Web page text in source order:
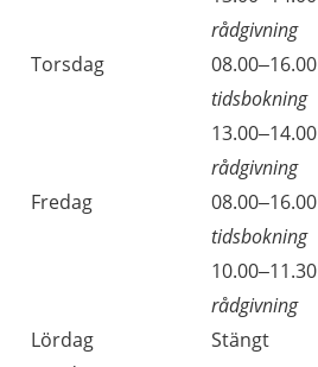
rådgivning
Torsdag
08.00–16.00
tidsbokning
13.00–14.00
rådgivning
Fredag
08.00–16.00
tidsbokning
10.00–11.30
rådgivning
Lördag
Stängt